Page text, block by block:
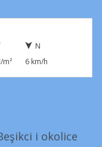
m²
N
6 km/h
i okolice